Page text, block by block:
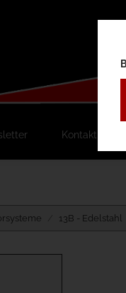
Kontakt
13B - Edelstahl